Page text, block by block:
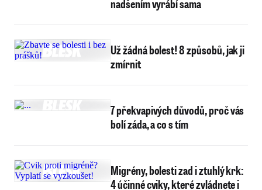
nadšením vyrábí sama
Už žádná bolest! 8 způsobů, jak ji
zmírnit
7 překvapivých důvodů, proč vás
bolí záda, a co s tím
Migrény, bolesti zad i ztuhlý krk:
4 účinné cviky, které zvládnete i